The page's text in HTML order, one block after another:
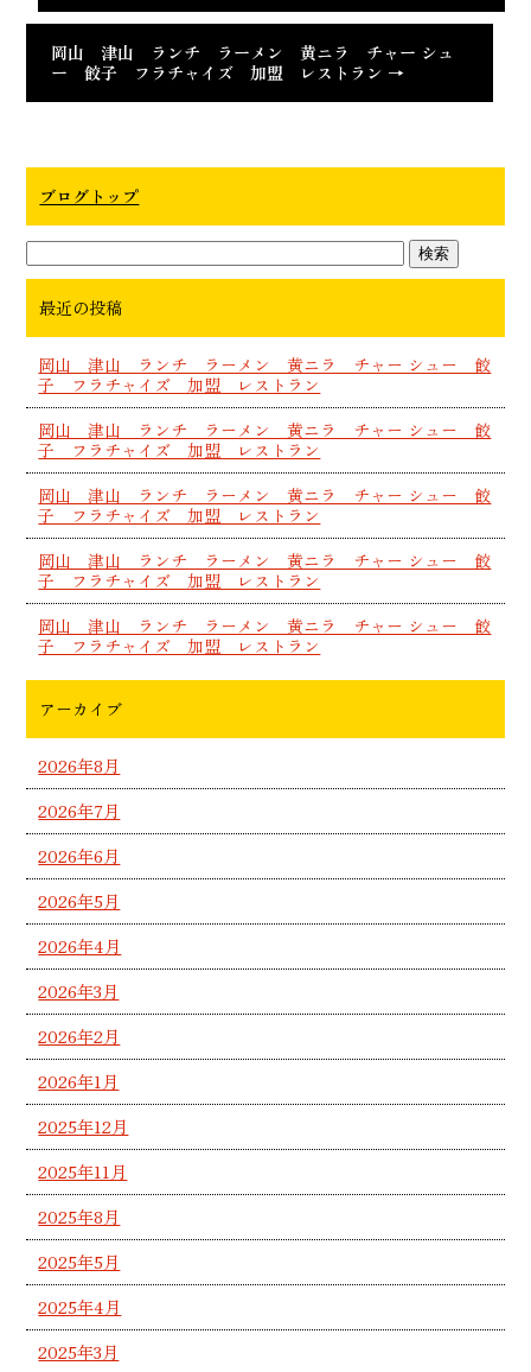
岡山 津山 ランチ ラーメン 黄ニラ チャー シュ
ー 餃子 フラチャイズ 加盟 レストラン →
ブログトップ
最近の投稿
岡山 津山 ランチ ラーメン 黄ニラ チャー シュー 餃
子 フラチャイズ 加盟 レストラン
岡山 津山 ランチ ラーメン 黄ニラ チャー シュー 餃
子 フラチャイズ 加盟 レストラン
岡山 津山 ランチ ラーメン 黄ニラ チャー シュー 餃
子 フラチャイズ 加盟 レストラン
岡山 津山 ランチ ラーメン 黄ニラ チャー シュー 餃
子 フラチャイズ 加盟 レストラン
岡山 津山 ランチ ラーメン 黄ニラ チャー シュー 餃
子 フラチャイズ 加盟 レストラン
アーカイブ
2026年8月
2026年7月
2026年6月
2026年5月
2026年4月
2026年3月
2026年2月
2026年1月
2025年12月
2025年11月
2025年8月
2025年5月
2025年4月
2025年3月